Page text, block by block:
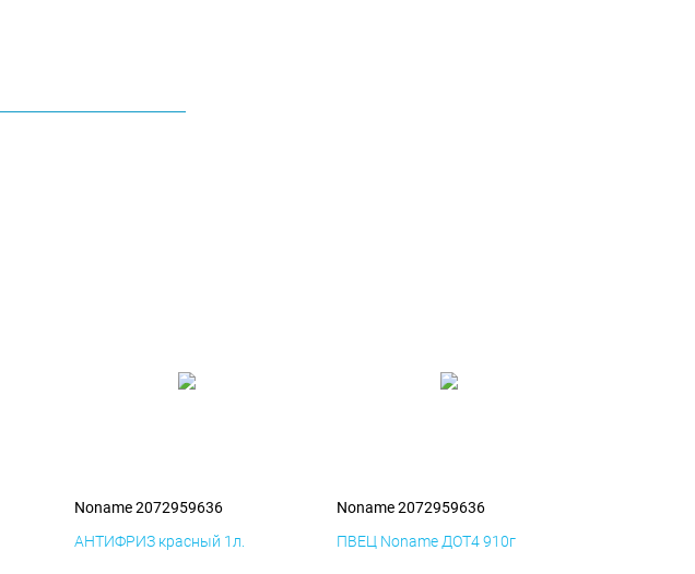
Noname 2072959636
АНТИФРИЗ красный 1л.
Noname 2072959636
ПВЕЦ Noname ДОТ4 910г